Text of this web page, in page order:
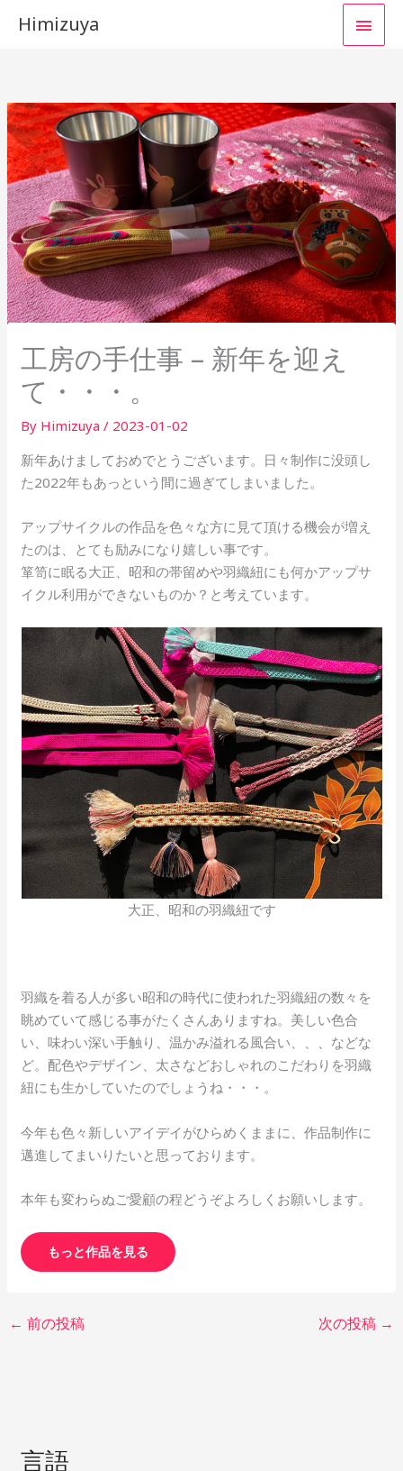
ツ
へ
ス
キ
ッ
プ
Himizuya
メ
イ
メ
ニ
ュ
ー
工房の手仕事 – 新年を迎え
て・・・。
By Himizuya/ 2023-01-02
新年あけましておめでとうございます。日々制作に没頭し
た2022年もあっという間に過ぎてしまいました。
アップサイクルの作品を色々な方に見て頂ける機会が増え
たのは、とても励みになり嬉しい事です。
箪笥に眠る大正、昭和の帯留めや羽織紐にも何かアップサ
イクル利用ができないものか？と考えています。
大正、昭和の羽織紐です
羽織を着る人が多い昭和の時代に使われた羽織紐の数々を
眺めていて感じる事がたくさんありますね。美しい色合
い、味わい深い手触り、温かみ溢れる風合い、、、などな
ど。配色やデザイン、太さなどおしゃれのこだわりを羽織
紐にも生かしていたのでしょうね・・・。
今年も色々新しいアイデイがひらめくままに、作品制作に
邁進してまいりたいと思っております。
本年も変わらぬご愛顧の程どうぞよろしくお願いします。
もっと作品を見る
← 前の投稿 次の投稿 →
言語